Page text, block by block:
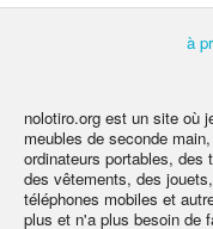
à
nolotiro.org est un site où
meubles de seconde
ordinateurs portables,
des vêtements, des
téléphones mobiles et
plus et n'a plus besoin de